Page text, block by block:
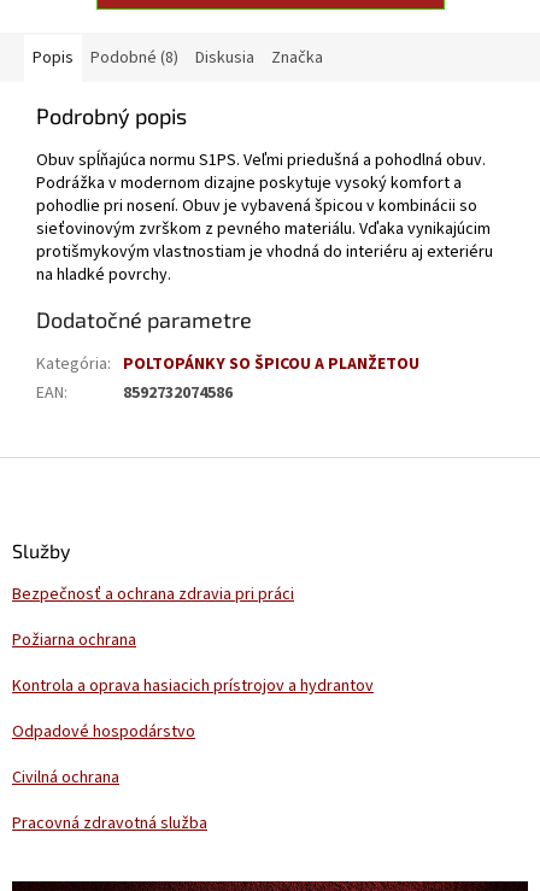
Popis Podobné (8) Diskusia Značka
Podrobný popis
Obuv spĺňajúca normu S1PS. Veľmi priedušná a pohodlná obuv.
Podrážka v modernom dizajne poskytuje vysoký komfort a
pohodlie pri nosení. Obuv je vybavená špicou v kombinácii so
sieťovinovým zvrškom z pevného materiálu. Vďaka vynikajúcim
protišmykovým vlastnostiam je vhodná do interiéru aj exteriéru
na hladké povrchy.
Dodatočné parametre
Kategória: POLTOPÁNKY SO ŠPICOU A PLANŽETOU
EAN: 8592732074586
Služby
Bezpečnosť a ochrana zdravia pri práci
Požiarna ochrana
Kontrola a oprava hasiacich prístrojov a hydrantov
Odpadové hospodárstvo
Civilná ochrana
Pracovná zdravotná služba